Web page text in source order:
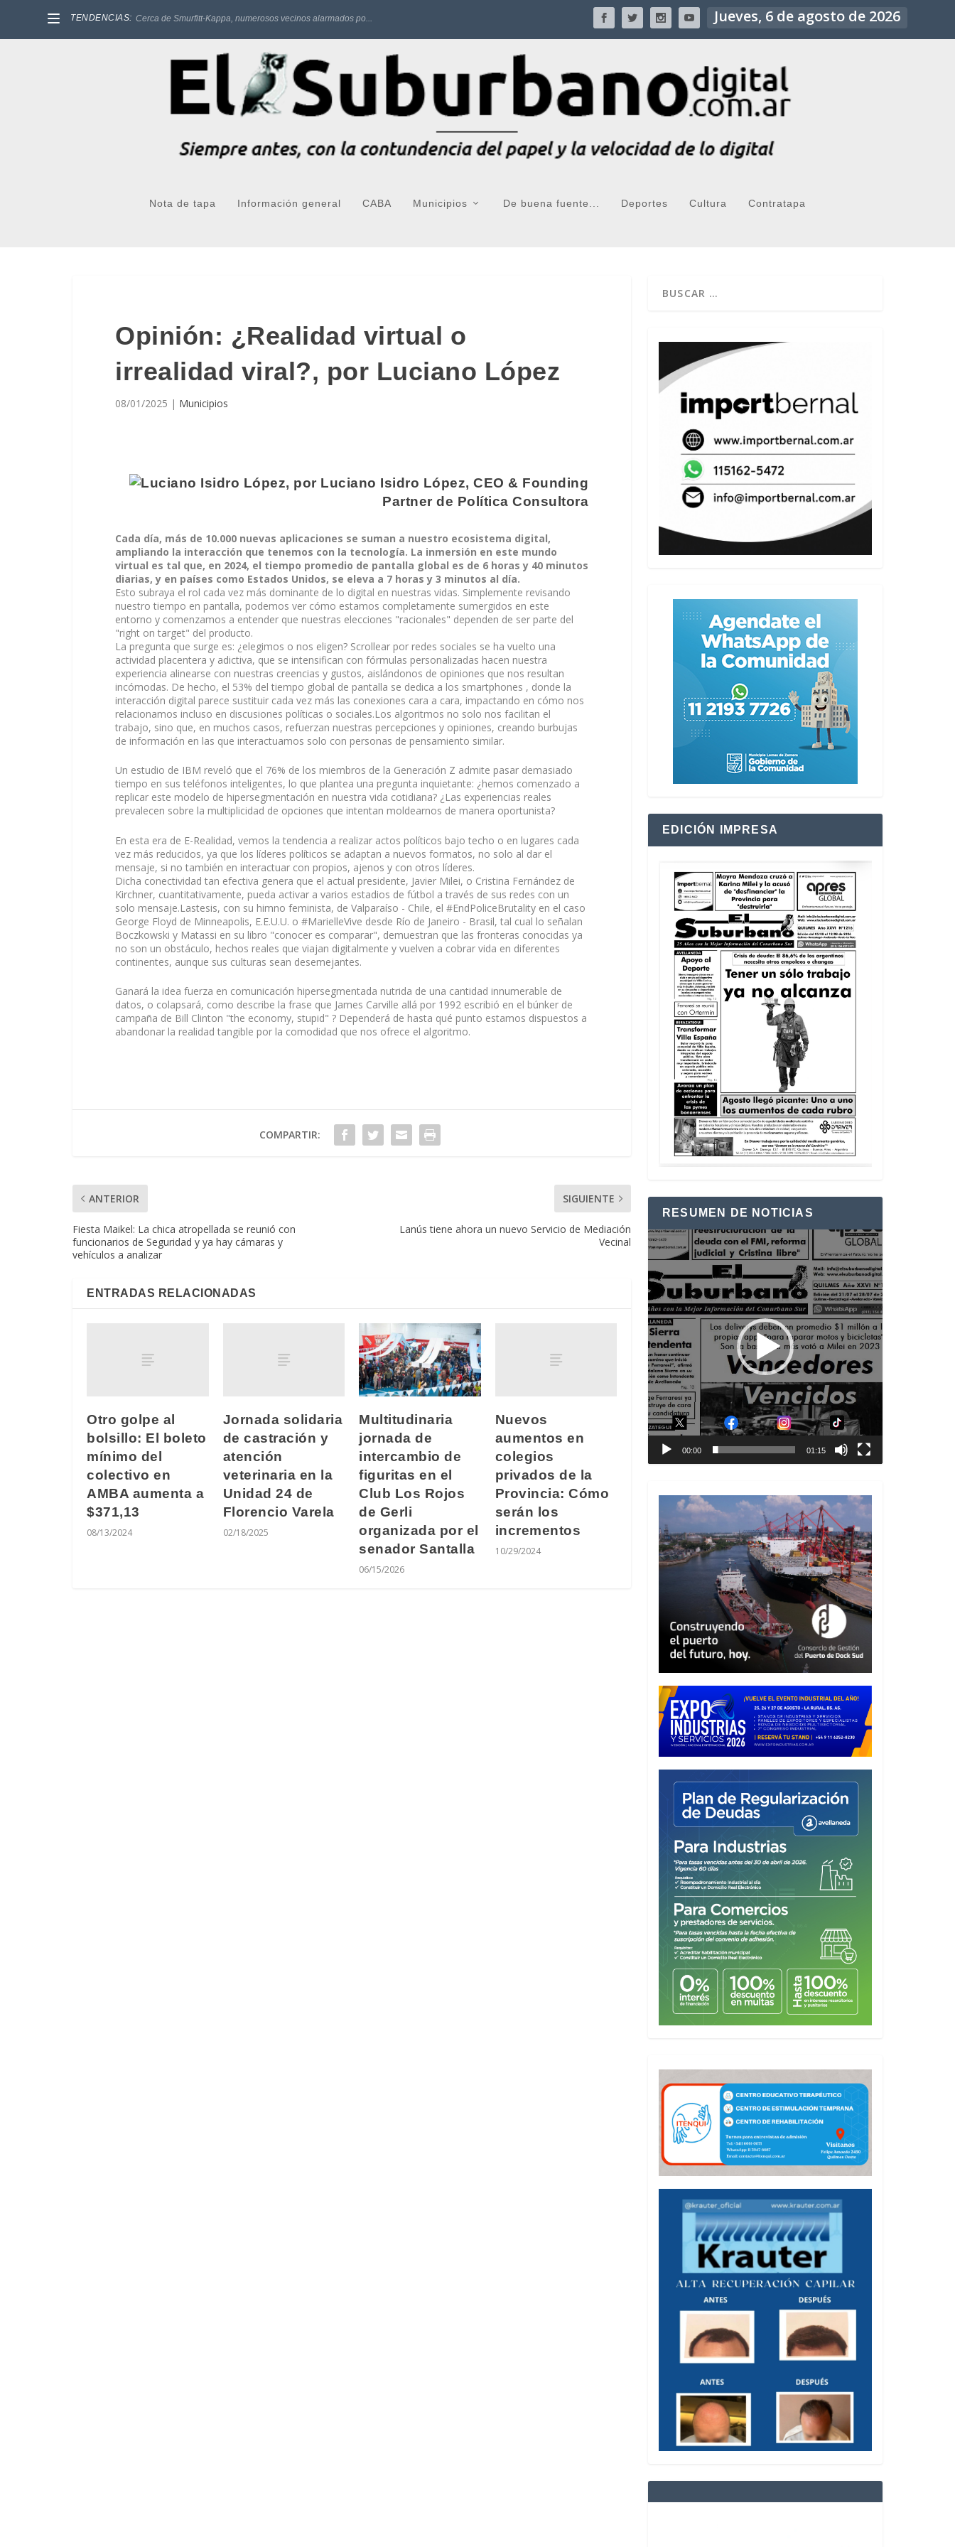
TENDENCIAS: Cerca de Smurfitt-Kappa, numerosos vecinos alarmados po... Jueves, 6 de agosto de 2026
Nota de tapa Información general CABA Municipios De buena fuente... Deportes Cultura Contratapa
Opinión: ¿Realidad virtual o
irrealidad viral?, por Luciano López
08/01/2025 | Municipios
, por Luciano Isidro López, CEO & Founding
Partner de Política Consultora
Cada día, más de 10.000 nuevas aplicaciones se suman a nuestro ecosistema digital,
ampliando la interacción que tenemos con la tecnología. La inmersión en este mundo
virtual es tal que, en 2024, el tiempo promedio de pantalla global es de 6 horas y 40 minutos
diarias, y en países como Estados Unidos, se eleva a 7 horas y 3 minutos al día.
Esto subraya el rol cada vez más dominante de lo digital en nuestras vidas. Simplemente revisando
nuestro tiempo en pantalla, podemos ver cómo estamos completamente sumergidos en este
entorno y comenzamos a entender que nuestras elecciones "racionales" dependen de ser parte del
"right on target" del producto.
La pregunta que surge es: ¿elegimos o nos eligen? Scrollear por redes sociales se ha vuelto una
actividad placentera y adictiva, que se intensifican con fórmulas personalizadas hacen nuestra
experiencia alinearse con nuestras creencias y gustos, aislándonos de opiniones que nos resultan
incómodas. De hecho, el 53% del tiempo global de pantalla se dedica a los smartphones , donde la
interacción digital parece sustituir cada vez más las conexiones cara a cara, impactando en cómo nos
relacionamos incluso en discusiones políticas o sociales.Los algoritmos no solo nos facilitan el
trabajo, sino que, en muchos casos, refuerzan nuestras percepciones y opiniones, creando burbujas
de información en las que interactuamos solo con personas de pensamiento similar.
Un estudio de IBM reveló que el 76% de los miembros de la Generación Z admite pasar demasiado
tiempo en sus teléfonos inteligentes, lo que plantea una pregunta inquietante: ¿hemos comenzado a
replicar este modelo de hipersegmentación en nuestra vida cotidiana? ¿Las experiencias reales
prevalecen sobre la multiplicidad de opciones que intentan moldearnos de manera oportunista?
En esta era de E-Realidad, vemos la tendencia a realizar actos políticos bajo techo o en lugares cada
vez más reducidos, ya que los líderes políticos se adaptan a nuevos formatos, no solo al dar el
mensaje, si no también en interactuar con propios, ajenos y con otros líderes.
Dicha conectividad tan efectiva genera que el actual presidente, Javier Milei, o Cristina Fernández de
Kirchner, cuantitativamente, pueda activar a varios estadios de fútbol a través de sus redes con un
solo mensaje.Lastesis, con su himno feminista, de Valparaíso - Chile, el #EndPoliceBrutality en el caso
George Floyd de Minneapolis, E.E.U.U. o #MarielleVive desde Río de Janeiro - Brasil, tal cual lo señalan
Boczkowski y Matassi en su libro "conocer es comparar", demuestran que las fronteras conocidas ya
no son un obstáculo, hechos reales que viajan digitalmente y vuelven a cobrar vida en diferentes
continentes, aunque sus culturas sean desemejantes.
Ganará la idea fuerza en comunicación hipersegmentada nutrida de una cantidad innumerable de
datos, o colapsará, como describe la frase que James Carville allá por 1992 escribió en el búnker de
campaña de Bill Clinton "the economy, stupid" ? Dependerá de hasta qué punto estamos dispuestos a
abandonar la realidad tangible por la comodidad que nos ofrece el algoritmo.
COMPARTIR:
ANTERIOR
Fiesta Maikel: La chica atropellada se reunió con
funcionarios de Seguridad y ya hay cámaras y
vehículos a analizar
SIGUIENTE
Lanús tiene ahora un nuevo Servicio de Mediación
Vecinal
ENTRADAS RELACIONADAS
Otro golpe al
bolsillo: El boleto
mínimo del
colectivo en
AMBA aumenta a
$371,13
08/13/2024
Jornada solidaria
de castración y
atención
veterinaria en la
Unidad 24 de
Florencio Varela
02/18/2025
Multitudinaria
jornada de
intercambio de
figuritas en el
Club Los Rojos
de Gerli
organizada por el
senador Santalla
06/15/2026
Nuevos
aumentos en
colegios
privados de la
Provincia: Cómo
serán los
incrementos
10/29/2024
EDICIÓN IMPRESA
RESUMEN DE NOTICIAS
Reproductor
de
vídeo
00:00 01:15